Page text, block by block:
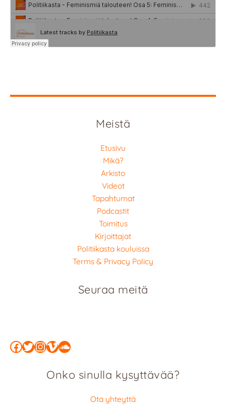
Meistä
Etusivu
Mikä?
Arkisto
Videot
Tapahtumat
Podcastit
Toimitus
Kirjoittajat
Politiikasta kouluissa
Terms & Privacy Policy
Seuraa meitä
Facebook
Twitter
Instagram
Vimeo
SoundCloud
Onko sinulla kysyttävää?
Ota yhteyttä